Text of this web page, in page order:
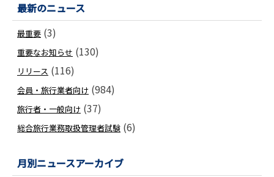
最新のニュース
最重要 (3)
重要なお知らせ (130)
リリース (116)
会員・旅行業者向け (984)
旅行者・一般向け (37)
総合旅行業務取扱管理者試験 (6)
月別ニュースアーカイブ